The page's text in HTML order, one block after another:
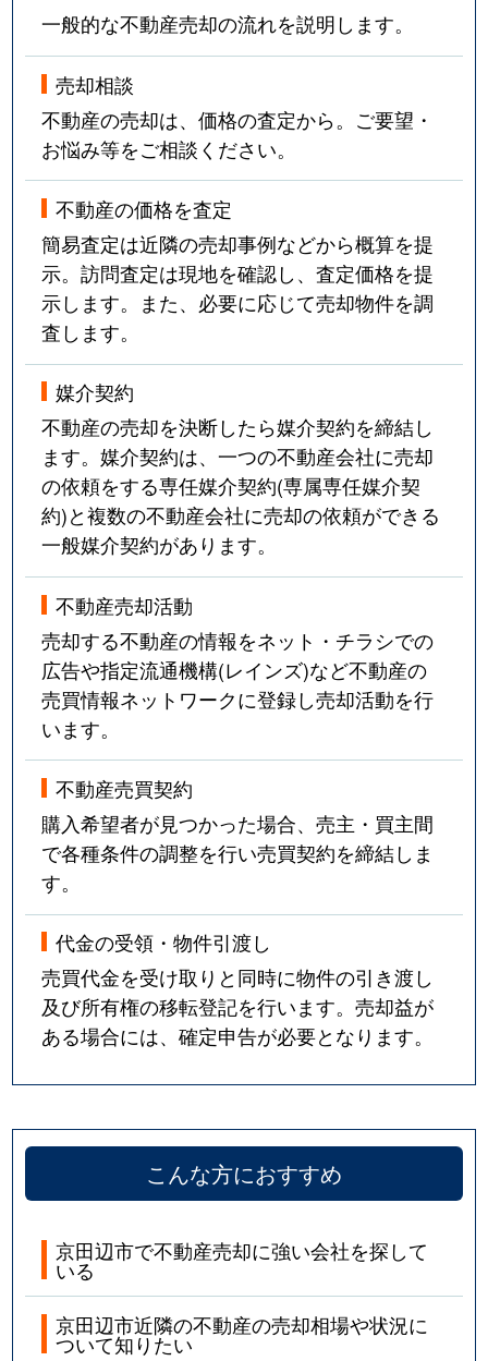
一般的な不動産売却の流れを説明します。
売却相談
不動産の売却は、価格の査定から。ご要望・
お悩み等をご相談ください。
不動産の価格を査定
簡易査定は近隣の売却事例などから概算を提
示。訪問査定は現地を確認し、査定価格を提
示します。また、必要に応じて売却物件を調
査します。
媒介契約
不動産の売却を決断したら媒介契約を締結し
ます。媒介契約は、一つの不動産会社に売却
の依頼をする専任媒介契約(専属専任媒介契
約)と複数の不動産会社に売却の依頼ができる
一般媒介契約があります。
不動産売却活動
売却する不動産の情報をネット・チラシでの
広告や指定流通機構(レインズ)など不動産の
売買情報ネットワークに登録し売却活動を行
います。
不動産売買契約
購入希望者が見つかった場合、売主・買主間
で各種条件の調整を行い売買契約を締結しま
す。
代金の受領・物件引渡し
売買代金を受け取りと同時に物件の引き渡し
及び所有権の移転登記を行います。売却益が
ある場合には、確定申告が必要となります。
こんな方におすすめ
京田辺市で不動産売却に強い会社を探して
いる
京田辺市近隣の不動産の売却相場や状況に
ついて知りたい